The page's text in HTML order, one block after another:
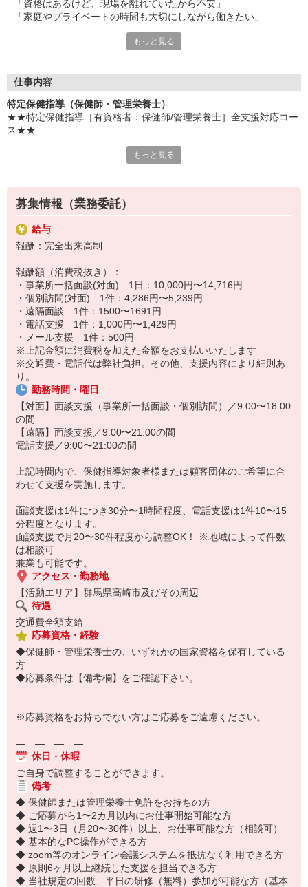
「資格はあるけど、現場を離れていたから不安」
「家庭やプライベートの時間も大切にしながら働きたい」
きます。
ランクのある方でも安心してお仕事をしていただけます！
資格を活かして、人に寄り添い、健康を支援していくお仕事なの
で、きっとやりがいを感じることができますよ！
あなたも新しいお仕事をスタートしてみませんか？
もっと見る
仕事内容
特定保健指導（保健師・管理栄養士）
★★特定保健指導［有資格者：保健師/管理栄養士］全支援対応コー
ス★★
健指導を行っていただきます。
■事業所一括面談
指定の会場またはオンラインで半日または終日、保健指導を実施
■個別訪問面談
対象者と相談のうえ日程を決め、訪問またはオンラインで保健指導
■電話メール支援
継続支援として、対象者が指定する時間帯にお電話、または対象者
が入力した記録を元にレポートをまとめてメールにて保健指導を実
◎◎ お仕事の流れ ◎◎
専用システムを通してお仕事を依頼。
↓
対応可能なお仕事を返信
↓
個別面談の場合は対象の方へアポイント取得。
（事業所一括面談は予め日時が決まっています）
当日に面談を実施
報告書を作成。提出。
もっと見る
募集情報（業務委託）
給与
報酬：完全出来高制
報酬額（消費税抜き）：
・事業所一括面談(対面) 1日：10,000円〜14,716円
・個別訪問(対面) 1件：4,286円〜5,239円
・遠隔面談 1件：1500〜1691円
・電話支援 1件：1,000円〜1,429円
・メール支援 1件：500円
※上記金額に消費税を加えた金額をお支払いいたします
※交通費・電話代は弊社負担。その他、支援内容により細則あ
り。
勤務時間・曜日
【対面】面談支援（事業所一括面談・個別訪問）／9:00〜18:00
の間
【遠隔】面談支援／9:00〜21:00の間
電話支援／9:00〜21:00の間
上記時間内で、保健指導対象者様または顧客団体のご希望に合
わせて支援を実施します。
面談支援は1件につき30分〜1時間程度、電話支援は1件10〜15
分程度となります。
面談支援で月20〜30件程度から調整OK！ ※地域によって件数
は相談可
兼業も可能です。
アクセス・勤務地
【活動エリア】群馬県高崎市及びその周辺
待遇
交通費全額支給
応募資格・経験
◆保健師・管理栄養士の、いずれかの国家資格を保有している
方
◆応募条件は【備考欄】をご確認下さい。
― ― ― ― ― ― ― ― ― ― ― ― ― ―
― ― ― ―
※応募資格をお持ちでない方はご応募をご遠慮ください。
― ― ― ― ― ― ― ― ― ― ― ― ― ―
― ― ― ―
休日・休暇
ご自身で調整することができます。
備考
◆ 保健師または管理栄養士免許をお持ちの方
◆ ご応募から1〜2カ月以内にお仕事開始可能な方
◆ 週1〜3日（月20〜30件）以上、お仕事可能な方（相談可）
◆ 基本的なPC操作ができる方
◆ zoom等のオンライン会議システムを抵抗なく利用できる方
◆ 原則6ヶ月以上継続した支援を担当できる方
◆ 当社規定の回数、平日の研修（無料）参加が可能な方（基本